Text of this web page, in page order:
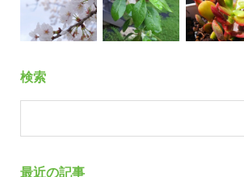
検索
最近の記事